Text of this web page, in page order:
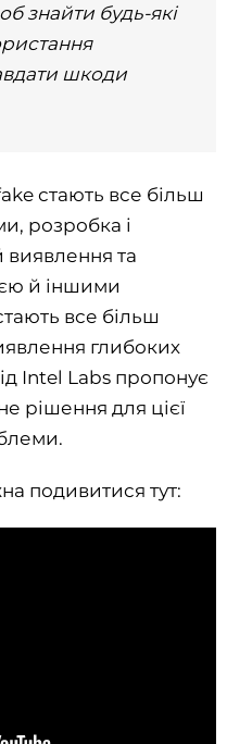
знайти будь-які
шкоди
стають все більш
розробка і
виявлення та
й іншими
все більш
глибоких
Intel Labs пропонує
рішення для цієї
подивитися тут: